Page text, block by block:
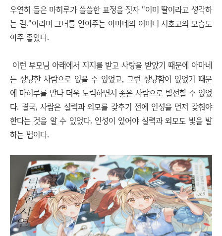
우연히 들은 마히루가 쓸쓸한 표정을 짓자 "이미 딸이라고 생각하
는 걸."이라며 그녀를 안아주는 아마네의 어머니 시호코의 모습도
아주 좋았다.
이런 부모님 아래에서 지지를 받고 사랑을 받았기 때문에 아마네
는 상냥한 사람으로 있을 수 있었고, 그런 상냥함이 있었기 때문
에 마히루를 만나 더욱 노력하면서 좋은 사람으로 발전할 수 있었
다. 결국, 사람은 실력과 외모를 갖추기 전에 인성을 먼저 갖춰야
한다는 것을 알 수 있었다. 인성이 있어야 실력과 외모도 빛을 발
하는 법이다.